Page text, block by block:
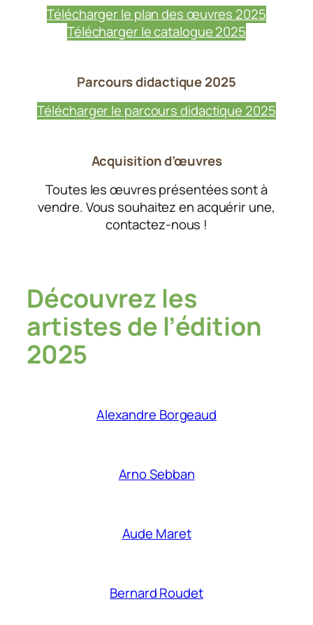
Télécharger le plan des œuvres 2025
Télécharger le catalogue 2025
Parcours didactique2025
Télécharger le parcours didactique 2025
Acquisition d’œuvres
Toutes les œuvres présentées sont à
vendre. Vous souhaitez en acquérir une,
contactez-nous !
Découvrez les
artistes de l’édition
2025
Alexandre Borgeaud
Arno Sebban
Aude Maret
Bernard Roudet